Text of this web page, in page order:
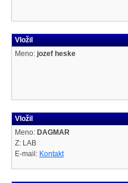
Vložil
Meno: jozef heske
Vložil
Meno: DAGMAR
Z: LAB
E-mail: Kontakt